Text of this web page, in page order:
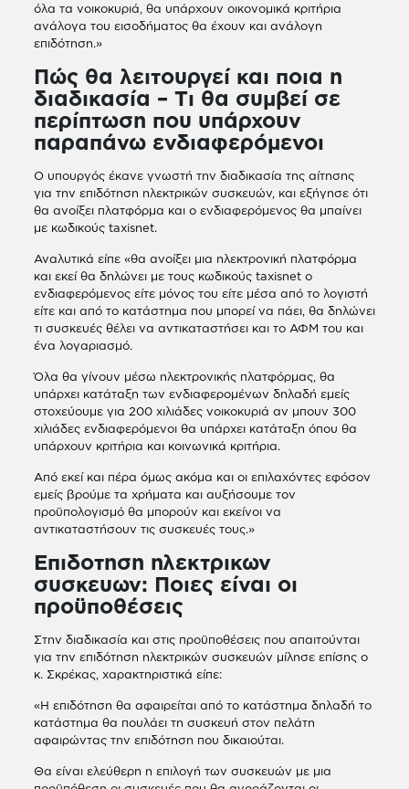
όλα τα νοικοκυριά, θα υπάρχουν οικονομικά κριτήρια
ανάλογα του εισοδήματος θα έχουν και ανάλογη
επιδότηση.»
Πώς θα λειτουργεί και ποια η
διαδικασία – Tι θα συμβεί σε
περίπτωση που υπάρχουν
παραπάνω ενδιαφερόμενοι
Ο υπουργός έκανε γνωστή την διαδικασία της αίτησης
για την επιδότηση ηλεκτρικών συσκευών, και εξήγησε ότι
θα ανοίξει πλατφόρμα και ο ενδιαφερόμενος θα μπαίνει
με κωδικούς taxisnet.
Αναλυτικά είπε «θα ανοίξει μια ηλεκτρονική πλατφόρμα
και εκεί θα δηλώνει με τους κωδικούς taxisnet ο
ενδιαφερόμενος είτε μόνος του είτε μέσα από το λογιστή
είτε και από το κατάστημα που μπορεί να πάει, θα δηλώνει
τι συσκευές θέλει να αντικαταστήσει και το ΑΦΜ του και
ένα λογαριασμό.
Όλα θα γίνουν μέσω ηλεκτρονικής πλατφόρμας, θα
υπάρχει κατάταξη των ενδιαφερομένων δηλαδή εμείς
στοχεύουμε για 200 χιλιάδες νοικοκυριά αν μπουν 300
χιλιάδες ενδιαφερόμενοι θα υπάρχει κατάταξη όπου θα
υπάρχουν κριτήρια και κοινωνικά κριτήρια.
Από εκεί και πέρα όμως ακόμα και οι επιλαχόντες εφόσον
εμείς βρούμε τα χρήματα και αυξήσουμε τον
προϋπολογισμό θα μπορούν και εκείνοι να
αντικαταστήσουν τις συσκευές τους.»
Επιδοτηση ηλεκτρικων
συσκευων: Ποιες είναι οι
προϋποθέσεις
Στην διαδικασία και στις προϋποθέσεις που απαιτούνται
για την επιδότηση ηλεκτρικών συσκευών μίλησε επίσης ο
κ. Σκρέκας, χαρακτηριστικά είπε:
«Η επιδότηση θα αφαιρείται από το κατάστημα δηλαδή το
κατάστημα θα πουλάει τη συσκευή στον πελάτη
αφαιρώντας την επιδότηση που δικαιούται.
Θα είναι ελεύθερη η επιλογή των συσκευών με μια